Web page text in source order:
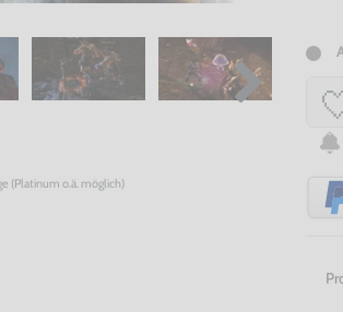
(Platinum o.ä. möglich)